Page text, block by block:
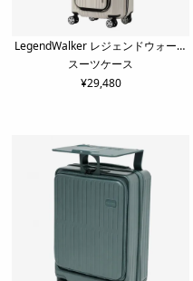
LegendWalker レジェンドウォーカ
ー
スーツケース
¥29,480